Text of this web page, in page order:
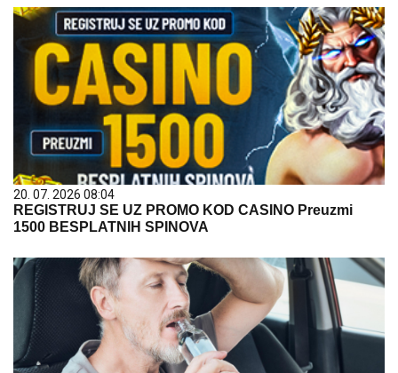
20. 07. 2026 08:04
REGISTRUJ SE UZ PROMO KOD CASINO Preuzmi
1500 BESPLATNIH SPINOVA